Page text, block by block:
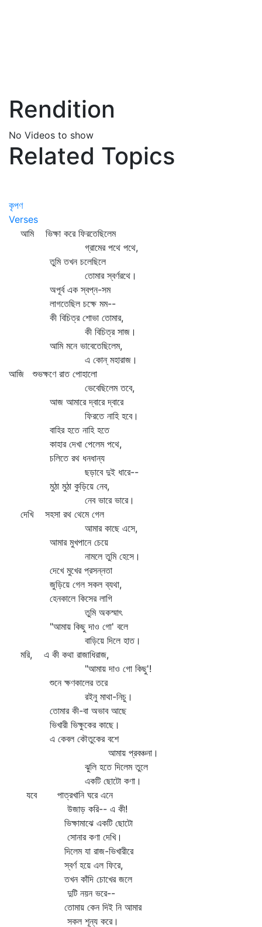
Rendition
No Videos to show
Related Topics
কৃপণ
Verses
আমি ভিক্ষা করে ফিরতেছিলেম
গ্রামের পথে পথে,
তুমি তখন চলেছিলে
তোমার স্বর্ণরথে।
অপূর্ব এক স্বপ্ন-সম
লাগতেছিল চক্ষে মম--
কী বিচিত্র শোভা তোমার,
কী বিচিত্র সাজ।
আমি মনে ভাবেতেছিলেম,
এ কোন্‌ মহারাজ।
আজি শুভক্ষণে রাত পোহালো
ভেবেছিলেম তবে,
আজ আমারে দ্বারে দ্বারে
ফিরতে নাহি হবে।
বাহির হতে নাহি হতে
কাহার দেখা পেলেম পথে,
চলিতে রথ ধনধান্য
ছড়াবে দুই ধারে--
মুঠা মুঠা কুড়িয়ে নেব,
নেব ভারে ভারে।
দেখি সহসা রথ থেমে গেল
আমার কাছে এসে,
আমার মুখপানে চেয়ে
নামলে তুমি হেসে।
দেখে মুখের প্রসন্নতা
জুড়িয়ে গেল সকল ব্যথা,
হেনকালে কিসের লাগি
তুমি অকস্মাৎ
"আমায় কিছু দাও গো' বলে
বাড়িয়ে দিলে হাত।
মরি, এ কী কথা রাজাধিরাজ,
"আমায় দাও গো কিছু'!
শুনে ক্ষণকালের তরে
রইনু মাথা-নিচু।
তোমার কী-বা অভাব আছে
ভিখারী ভিক্ষুকের কাছে।
এ কেবল কৌতুকের বশে
আমায় প্রবঞ্চনা।
ঝুলি হতে দিলেম তুলে
একটি ছোটো কণা।
যবে পাত্রখানি ঘরে এনে
উজাড় করি-- এ কী!
ভিক্ষামাঝে একটি ছোটো
সোনার কণা দেখি।
দিলেম যা রাজ-ভিখারীরে
স্বর্ণ হয়ে এল ফিরে,
তখন কাঁদি চোখের জলে
দুটি নয়ন ভরে--
তোমায় কেন দিই নি আমার
সকল শূন্য করে।